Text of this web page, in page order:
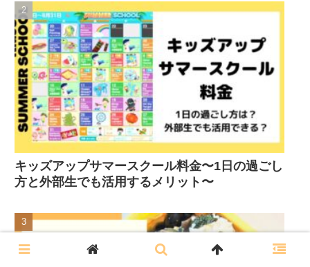
キッズアップサマースクール料金〜1日の過ごし
方と外部生でも活用するメリット〜